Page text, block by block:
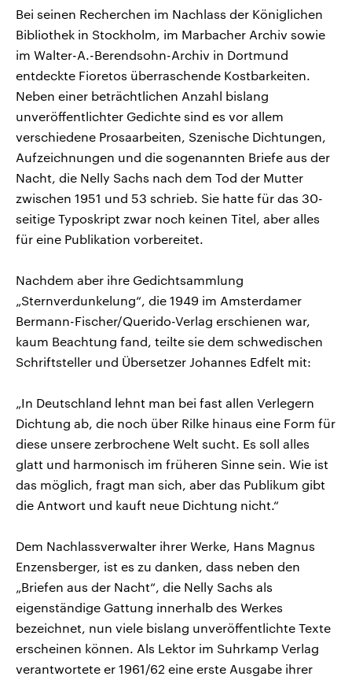
Bei seinen Recherchen im Nachlass der Königlichen
Bibliothek in Stockholm, im Marbacher Archiv sowie
im Walter-A.-Berendsohn-Archiv in Dortmund
entdeckte Fioretos überraschende Kostbarkeiten.
Neben einer beträchtlichen Anzahl bislang
unveröffentlichter Gedichte sind es vor allem
verschiedene Prosaarbeiten, Szenische Dichtungen,
Aufzeichnungen und die sogenannten Briefe aus der
Nacht, die Nelly Sachs nach dem Tod der Mutter
zwischen 1951 und 53 schrieb. Sie hatte für das 30-
seitige Typoskript zwar noch keinen Titel, aber alles
für eine Publikation vorbereitet.
Nachdem aber ihre Gedichtsammlung
„Sternverdunkelung“, die 1949 im Amsterdamer
Bermann-Fischer/Querido-Verlag erschienen war,
kaum Beachtung fand, teilte sie dem schwedischen
Schriftsteller und Übersetzer Johannes Edfelt mit:
„In Deutschland lehnt man bei fast allen Verlegern
Dichtung ab, die noch über Rilke hinaus eine Form für
diese unsere zerbrochene Welt sucht. Es soll alles
glatt und harmonisch im früheren Sinne sein. Wie ist
das möglich, fragt man sich, aber das Publikum gibt
die Antwort und kauft neue Dichtung nicht.“
Dem Nachlassverwalter ihrer Werke, Hans Magnus
Enzensberger, ist es zu danken, dass neben den
„Briefen aus der Nacht“, die Nelly Sachs als
eigenständige Gattung innerhalb des Werkes
bezeichnet, nun viele bislang unveröffentlichte Texte
erscheinen können. Als Lektor im Suhrkamp Verlag
verantwortete er 1961/62 eine erste Ausgabe ihrer